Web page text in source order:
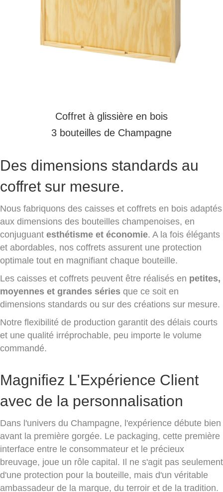
Coffret à glissière en bois
3 bouteilles de Champagne
Des dimensions standards au
coffret sur mesure.
Nous fabriquons des caisses et coffrets en bois adaptés
aux dimensions des bouteilles champenoises, en
conjuguant esthétisme et économie. A la fois élégants
et abordables, nos coffrets assurent une protection
optimale tout en magnifiant chaque bouteille.
Les caisses et coffrets peuvent être réalisés en petites,
moyennes et grandes séries que ce soit en
dimensions standards ou sur des créations sur mesure.
Notre flexibilité de production garantit des délais courts
et une qualité irréprochable, peu importe le volume
commandé.
Magnifiez L'Expérience Client
avec de la personnalisation
Dans l'univers du Champagne, l'expérience débute bien
avant la première gorgée. Le packaging, cette première
interface entre le consommateur et le précieux
breuvage, joue un rôle capital. Il ne s'agit pas seulement
d'une protection pour la bouteille, mais d'un véritable
ambassadeur de la marque, du terroir et de la tradition.